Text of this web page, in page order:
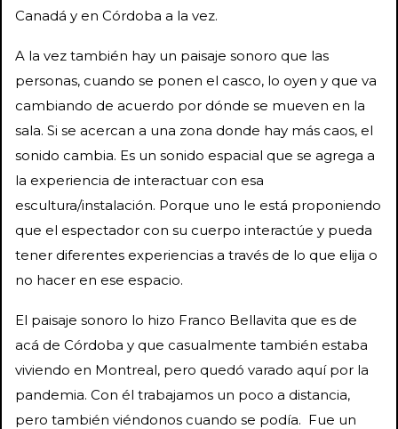
Canadá y en Córdoba a la vez.
A la vez también hay un paisaje sonoro que las
personas, cuando se ponen el casco, lo oyen y que va
cambiando de acuerdo por dónde se mueven en la
sala. Si se acercan a una zona donde hay más caos, el
sonido cambia. Es un sonido espacial que se agrega a
la experiencia de interactuar con esa
escultura/instalación. Porque uno le está proponiendo
que el espectador con su cuerpo interactúe y pueda
tener diferentes experiencias a través de lo que elija o
no hacer en ese espacio.
El paisaje sonoro lo hizo Franco Bellavita que es de
acá de Córdoba y que casualmente también estaba
viviendo en Montreal, pero quedó varado aquí por la
pandemia. Con él trabajamos un poco a distancia,
pero también viéndonos cuando se podía. Fue un